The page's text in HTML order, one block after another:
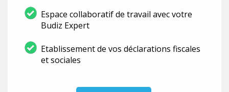
Espace collaboratif de travail avec votre
Budiz Expert
Etablissement de vos déclarations fiscales
et sociales